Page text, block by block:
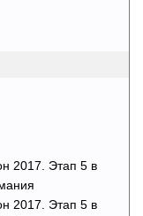
2017. Этап 5 в
2017. Этап 5 в